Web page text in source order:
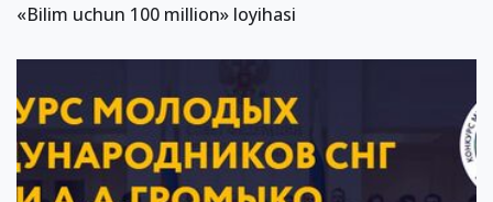
«Bilim uchun 100 million» loyihasi